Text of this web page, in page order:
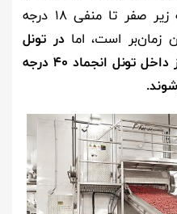
صورت ثابت در اتاق سردخانه زیر صفر تا منفی 18 درجه
زمان‌بر است، امادر تونل
انجماد محصولات توسط ریل از داخل تونل انجماد 40 درجه